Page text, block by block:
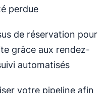
perdue
de réservation pour
grâce aux rendez-
automatisés
votre pipeline afin